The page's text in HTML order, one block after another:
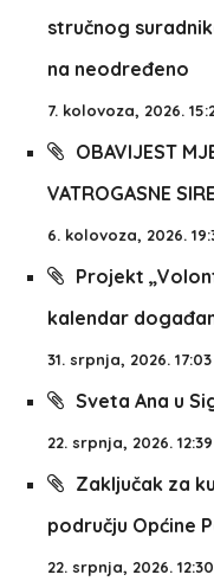
stručnog
na neodređeno
7. kolovoza, 2026.
OBAVIJEST
VATROGASNE
6. kolovoza, 2026.
Projekt
kalendar
31. srpnja, 2026. 17:03
Sveta Ana u
22. srpnja, 2026. 12:39
Zaključak za
području Općine
22. srpnja, 2026. 12:30